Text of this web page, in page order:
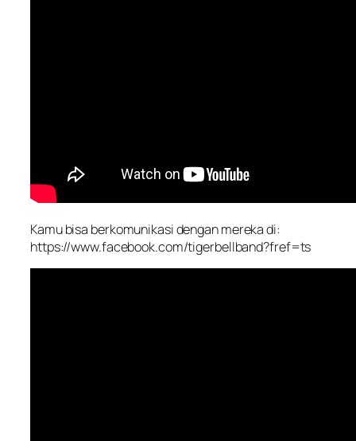
Kamu bisa berkomunikasi dengan mereka di:
https://www.facebook.com/tigerbellband?fref=ts